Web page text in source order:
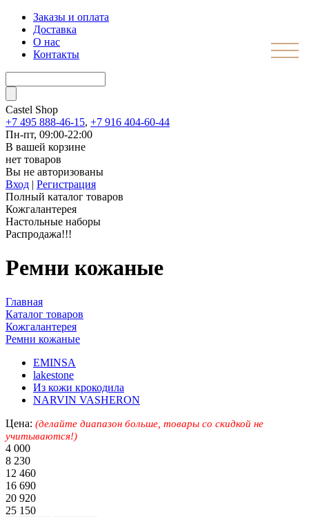
Заказы и оплата
Доставка
О нас
Контакты
Castel Shop
+7 495 888-46-15, +7 916 404-60-44
Пн-пт, 09:00-22:00
В вашей корзине
нет товаров
Вы не авторизованы
Вход | Регистрация
Полный каталог товаров
Кожгалантерея
Настольные наборы
Распродажа!!!
Ремни кожаные
Главная
Каталог товаров
Кожгалантерея
Ремни кожаные
EMINSA
lakestone
Из кожи крокодила
NARVIN VASHERON
Цена: (делайте диапазон больше, товары со скидкой не
учитываются!)
4 000
8 230
12 460
16 690
20 920
25 150